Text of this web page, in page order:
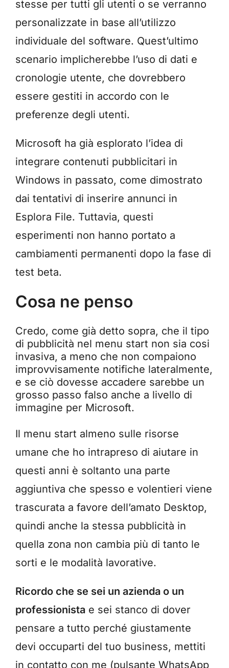
stesse per tutti gli utenti o se verranno
personalizzate in base all’utilizzo
individuale del software. Quest’ultimo
scenario implicherebbe l’uso di dati e
cronologie utente, che dovrebbero
essere gestiti in accordo con le
preferenze degli utenti.
Microsoft ha già esplorato l’idea di
integrare contenuti pubblicitari in
Windows in passato, come dimostrato
dai tentativi di inserire annunci in
Esplora File. Tuttavia, questi
esperimenti non hanno portato a
cambiamenti permanenti dopo la fase di
test beta.
Cosa ne penso
Credo, come già detto sopra, che il tipo
di pubblicità nel menu start non sia cosi
invasiva, a meno che non compaiono
improvvisamente notifiche lateralmente,
e se ciò dovesse accadere sarebbe un
grosso passo falso anche a livello di
immagine per Microsoft.
Il menu start almeno sulle risorse
umane che ho intrapreso di aiutare in
questi anni è soltanto una parte
aggiuntiva che spesso e volentieri viene
trascurata a favore dell’amato Desktop,
quindi anche la stessa pubblicità in
quella zona non cambia più di tanto le
sorti e le modalità lavorative.
Ricordo che se sei un azienda o un
professionistae sei stanco di dover
pensare a tutto perché giustamente
devi occuparti del tuo business, mettiti
in contatto con me (pulsante WhatsApp